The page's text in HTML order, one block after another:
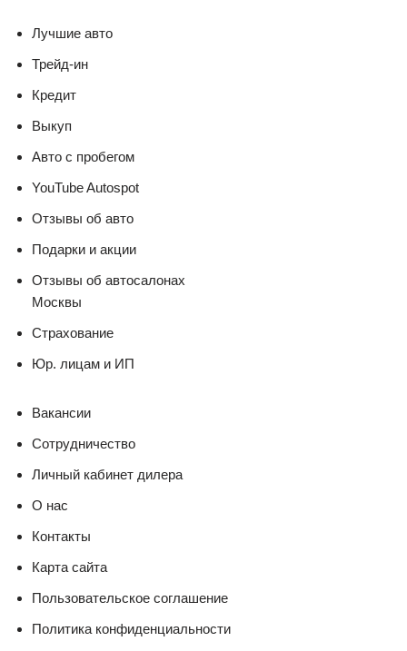
Лучшие авто
Трейд-ин
Кредит
Выкуп
Авто с пробегом
YouTube Autospot
Отзывы об авто
Подарки и акции
Отзывы об автосалонах
Москвы
Страхование
Юр. лицам и ИП
Вакансии
Сотрудничество
Личный кабинет дилера
О нас
Контакты
Карта сайта
Пользовательское соглашение
Политика конфиденциальности